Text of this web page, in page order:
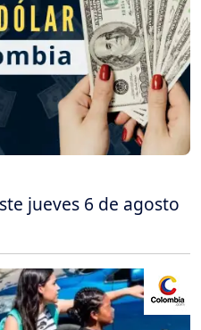
jueves 6 de agosto